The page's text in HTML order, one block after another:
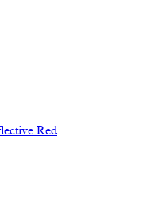
Red